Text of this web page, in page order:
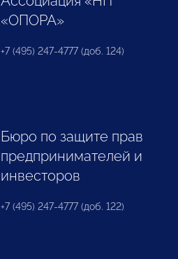
«ОПОРА»
+7 (495) 247-4777 (доб. 124)
Бюро по защите прав
предпринимателей и
инвесторов
+7 (495) 247-4777 (доб. 122)